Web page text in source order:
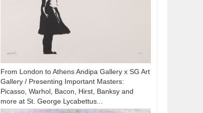
From London to Athens Andipa Gallery x SG Art
Gallery / Presenting Important Masters:
Picasso, Warhol, Bacon, Hirst, Banksy and
more at St. George Lycabettus...